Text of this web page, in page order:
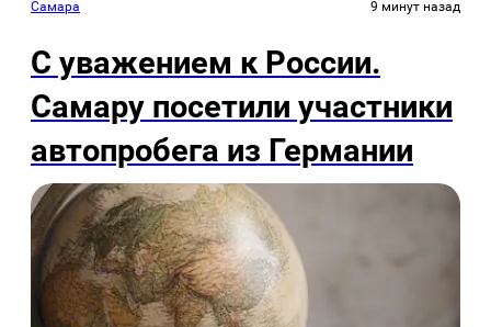
Самара 9 минут назад
С уважением к России.
Самару посетили участники
автопробега из Германии